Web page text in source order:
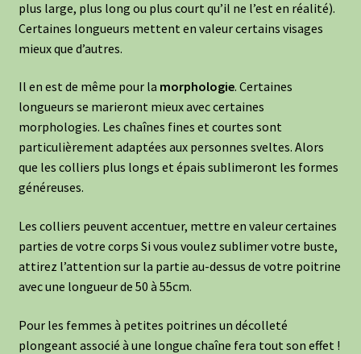
plus large, plus long ou plus court qu’il ne l’est en réalité).
Certaines longueurs mettent en valeur certains visages
mieux que d’autres.
Il en est de même pour la morphologie. Certaines
longueurs se marieront mieux avec certaines
morphologies. Les chaînes fines et courtes sont
particulièrement adaptées aux personnes sveltes. Alors
que les colliers plus longs et épais sublimeront les formes
généreuses.
Les colliers peuvent accentuer, mettre en valeur certaines
parties de votre corps Si vous voulez sublimer votre buste,
attirez l’attention sur la partie au-dessus de votre poitrine
avec une longueur de 50 à 55cm.
Pour les femmes à petites poitrines un décolleté
plongeant associé à une longue chaîne fera tout son effet !